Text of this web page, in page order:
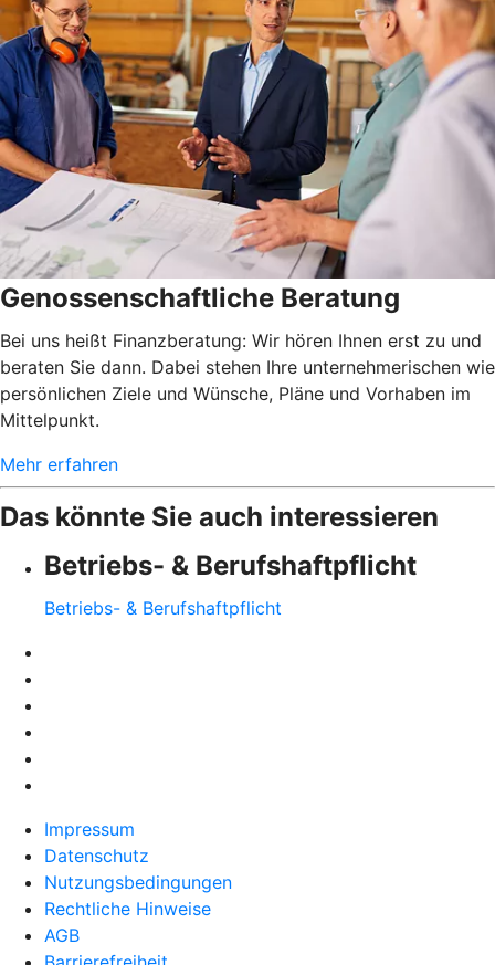
Genossenschaftliche Beratung
Bei uns heißt Finanzberatung: Wir hören Ihnen erst zu und
beraten Sie dann. Dabei stehen Ihre unternehmerischen wie
persönlichen Ziele und Wünsche, Pläne und Vorhaben im
Mittelpunkt.
Mehr erfahren
Das könnte Sie auch interessieren
Betriebs- & Berufshaftpflicht
Betriebs- & Berufshaftpflicht
Impressum
Datenschutz
Nutzungsbedingungen
Rechtliche Hinweise
AGB